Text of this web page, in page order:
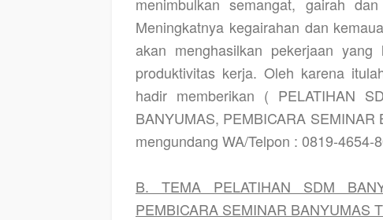
Meningkatnya kegairahan dan
akan menghasilkan pekerjaan
produktivitas kerja. Oleh karena
hadir memberikan ( PELATIHAN
BANYUMAS, PEMBICARA
mengundang WA/Telpon : 0819-4654-
B. TEMA PELATIHAN SDM
PEMBICARA SEMINAR BANYUMAS